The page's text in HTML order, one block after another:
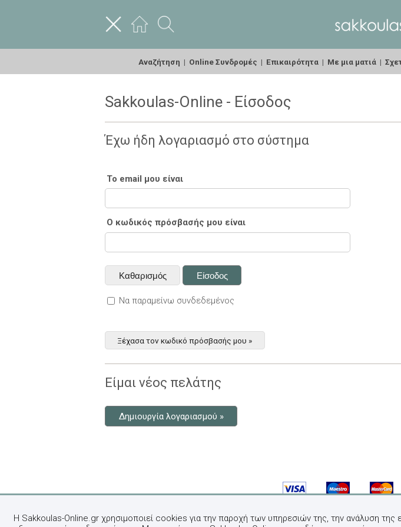
Αναζήτηση | Online Συνδρομές | Επικαιρότητα | Με μια ματιά |
Sakkoulas-Online - Είσοδος
Έχω ήδη λογαριασμό στο σύστημα
Το email μου είναι
Ο κωδικός πρόσβασής μου είναι
Να παραμείνω συνδεδεμένος
Ξέχασα τον κωδικό πρόσβασής μου »
Είμαι νέος πελάτης
Δημιουργία λογαριασμού »
Η Sakkoulas-Online.gr χρησιμοποιεί cookies για την παροχή των υπηρεσιών της, την ανάλυση της